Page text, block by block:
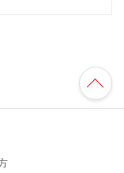
TO
P
へ